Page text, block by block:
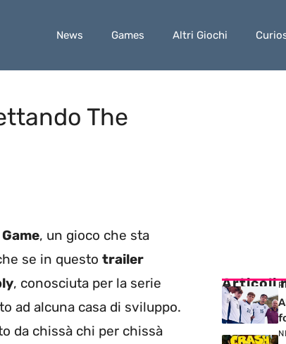
News Games Altri Giochi
The
, un gioco che sta
se in questo trailer
, conosciuta per la serie
ad alcuna casa di sviluppo.
da chissà chi per chissà
Articoli